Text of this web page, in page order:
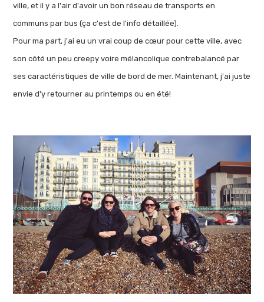
ville, et il y a l'air d'avoir un bon réseau de transports en
communs par bus (ça c'est de l'info détaillée).
Pour ma part, j'ai eu un vrai coup de cœur pour cette ville, avec
son côté un peu creepy voire mélancolique contrebalancé par
ses caractéristiques de ville de bord de mer. Maintenant, j'ai juste
envie d'y retourner au printemps ou en été!